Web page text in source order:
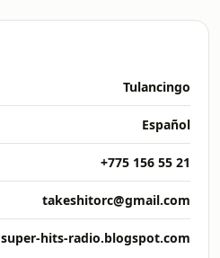
Tulancingo
Español
+775 156 55 21
takeshitorc@gmail.com
super-hits-radio.blogspot.com